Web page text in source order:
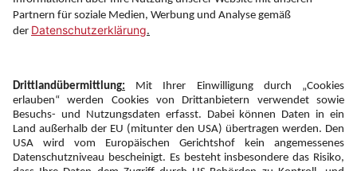
Newsletter:
Anmelden